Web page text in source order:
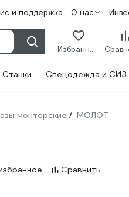
и поддержка О нас
Избранное
Станки Спецодежда и СИЗ
монтерские / МОЛОТ
Сравнить